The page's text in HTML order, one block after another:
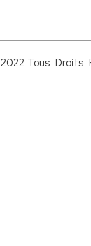
Tous Droits